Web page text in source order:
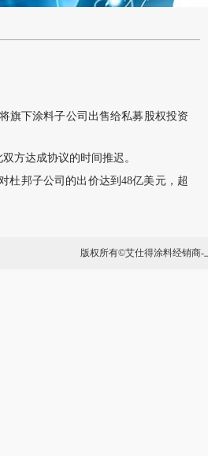
旗下涂料子公司出售给私募股权投资
方达成协议的时间推迟。
杜邦子公司的出价达到48亿美元，超
版权所有©艾仕得涂料经销商